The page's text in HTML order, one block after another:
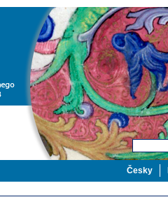
Česky